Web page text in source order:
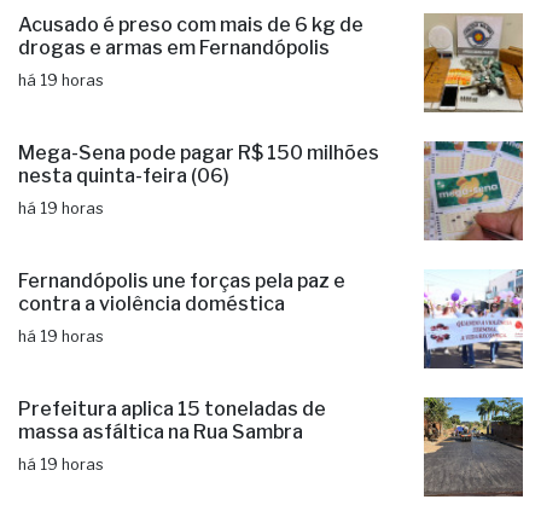
Acusado é preso com mais de 6 kg de
drogas e armas em Fernandópolis
há 19 horas
Mega-Sena pode pagar R$ 150 milhões
nesta quinta-feira (06)
há 19 horas
Fernandópolis une forças pela paz e
contra a violência doméstica
há 19 horas
Prefeitura aplica 15 toneladas de
massa asfáltica na Rua Sambra
há 19 horas